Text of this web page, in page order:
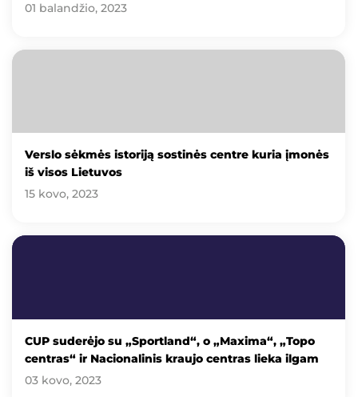
01 balandžio, 2023
Verslo sėkmės istoriją sostinės centre kuria įmonės
iš visos Lietuvos
15 kovo, 2023
CUP suderėjo su „Sportland“, o „Maxima“, „Topo
centras“ ir Nacionalinis kraujo centras lieka ilgam
03 kovo, 2023